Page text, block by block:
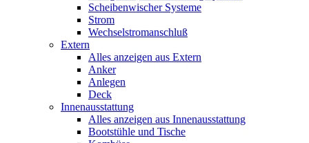
Scheibenwischer Systeme
Strom
Wechselstromanschluß
Extern
Alles anzeigen aus Extern
Anker
Anlegen
Deck
Innenausstattung
Alles anzeigen aus Innenausstattung
Bootstühle und Tische